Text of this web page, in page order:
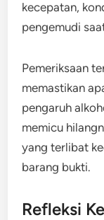
kecepatan,
pengemudi
Pemeriksaan
memastikan
pengaruh
memicu
yang terlibat
barang bukti.
Refleksi